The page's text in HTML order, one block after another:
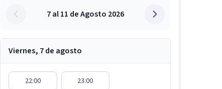
7 al 11 de Agosto 2026
Viernes, 7 de agosto
22:00 23:00